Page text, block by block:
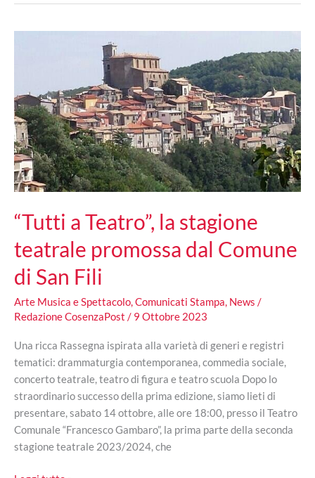
in
gli
Istituti
di
Cosenza
e
provincia
“Tutti a Teatro”, la stagione
teatrale promossa dal Comune
di San Fili
Arte Musica e Spettacolo Comunicati Stampa News /
Redazione CosenzaPost / 9 Ottobre 2023
Una ricca Rassegna ispirata alla varietà di generi e registri
tematici: drammaturgia contemporanea, commedia sociale,
concerto teatrale, teatro di figura e teatro scuola Dopo lo
straordinario successo della prima edizione, siamo lieti di
presentare, sabato 14 ottobre, alle ore 18:00, presso il Teatro
Comunale “Francesco Gambaro”, la prima parte della seconda
stagione teatrale 2023/2024, che